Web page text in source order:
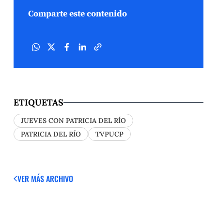
Comparte este contenido
ETIQUETAS
JUEVES CON PATRICIA DEL RÍO
PATRICIA DEL RÍO
TVPUCP
VER MÁSARCHIVO